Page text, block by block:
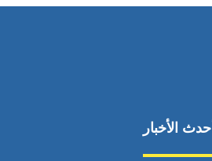
أحدث الأخبار